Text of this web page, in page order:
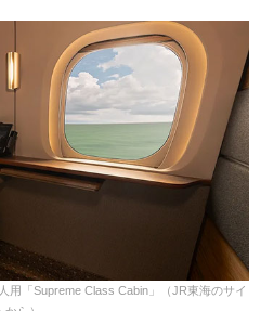
用「Supreme Class Cabin」（JR東海のサイ